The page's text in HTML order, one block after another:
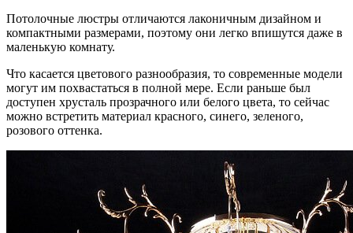
Потолочные люстры отличаются лаконичным дизайном и
компактными размерами, поэтому они легко впишутся даже в
маленькую комнату.
Что касается цветового разнообразия, то современные модели
могут им похвастаться в полной мере. Если раньше был
доступен хрусталь прозрачного или белого цвета, то сейчас
можно встретить материал красного, синего, зеленого,
розового оттенка.